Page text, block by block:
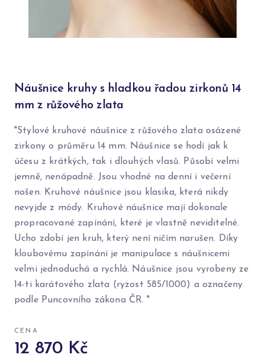
Náušnice kruhy s hladkou řadou zirkonů 14
mm z růžového zlata
"Stylové kruhové náušnice z růžového zlata osázené
zirkony o průměru 14 mm. Náušnice se hodí jak k
účesu z krátkých, tak i dlouhých vlasů. Působí velmi
jemně, nenápadně. Jsou vhodné na denní i večerní
nošen. Kruhové náušnice jsou klasika, která nikdy
nevyjde z módy. Kruhové náušnice mají dokonale
propracované zapínání, které je vlastně neviditelné.
Ucho zdobí jen kruh, který není ničím narušen. Díky
kloubovému zapínání je manipulace s náušnicemi
velmi jednoduchá a rychlá. Náušnice jsou vyrobeny ze
14-ti karátového zlata (ryzost 585/1000) a označeny
podle Puncovního zákona ČR. "
CENA
12 870 Kč